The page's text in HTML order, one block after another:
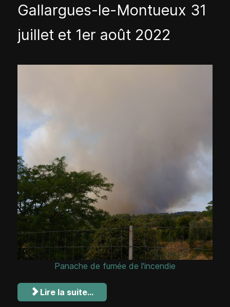
Gallargues-le-Montueux 31
juillet et 1er août 2022
Panache de fumée de l'incendie
Lire la suite...